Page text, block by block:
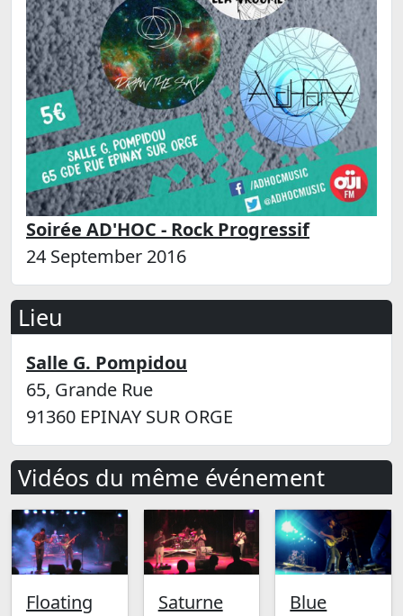
Soirée AD'HOC - Rock Progressif
24 September 2016
Lieu
Salle G. Pompidou
65, Grande Rue
91360 EPINAY SUR ORGE
Vidéos du même événement
Floating
Saturne
Blue